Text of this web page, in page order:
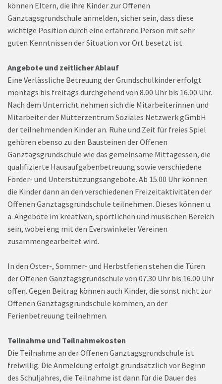
können Eltern, die ihre Kinder zur Offenen
Ganztagsgrundschule anmelden, sicher sein, dass diese
wichtige Position durch eine erfahrene Person mit sehr
guten Kenntnissen der Situation vor Ort besetzt ist.
Angebote und zeitlicher Ablauf
Eine Verlässliche Betreuung der Grundschulkinder erfolgt
montags bis freitags durchgehend von 8.00 Uhr bis 16.00 Uhr.
Nach dem Unterricht nehmen sich die Mitarbeiterinnen und
Mitarbeiter der Mütterzentrum Soziales Netzwerk gGmbH
der teilnehmenden Kinder an. Ruhe und Zeit für freies Spiel
gehören ebenso zu den Bausteinen der Offenen
Ganztagsgrundschule wie das gemeinsame Mittagessen, die
qualifizierte Hausaufgabenbetreuung sowie verschiedene
Förder- und Unterstützungsangebote. Ab 15.00 Uhr können
die Kinder dann an den verschiedenen Freizeitaktivitäten der
Offenen Ganztagsgrundschule teilnehmen. Dieses können u.
a. Angebote im kreativen, sportlichen und musischen Bereich
sein, wobei eng mit den Everswinkeler Vereinen
zusammengearbeitet wird.
In den Oster-, Sommer- und Herbstferien stehen die Türen
der Offenen Ganztagsgrundschule von 07.30 Uhr bis 16.00 Uhr
offen. Gegen Beitrag können auch Kinder, die sonst nicht zur
Offenen Ganztagsgrundschule kommen, an der
Ferienbetreuung teilnehmen.
Teilnahme und Teilnahmekosten
Die Teilnahme an der Offenen Ganztagsgrundschule ist
freiwillig. Die Anmeldung erfolgt grundsätzlich vor Beginn
des Schuljahres, die Teilnahme ist dann für die Dauer des